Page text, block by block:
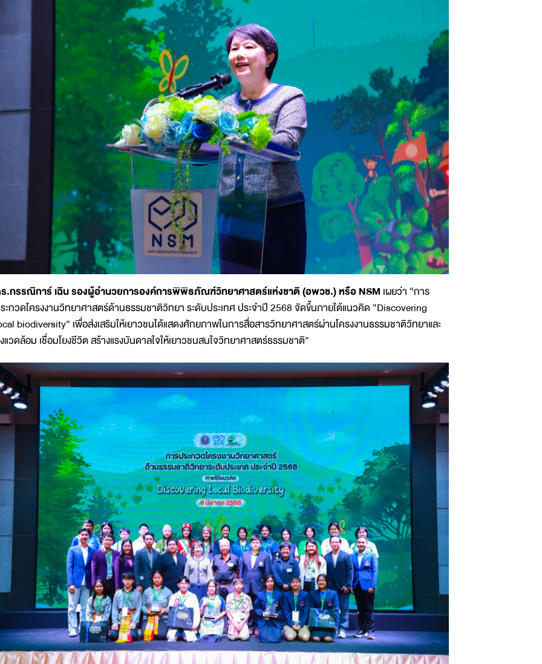
.กรรณิการ์ เฉิน รองผู้อำนวยการองค์การพิพิธภัณฑ์วิทยาศาสตร์แห่งชาติ (อพวช.) หรือ NSM เผยว่า “การ
ะกวดโครงงานวิทยาศาสตร์ด้านธรรมชาติวิทยา ระดับประเทศ ประจำปี 2568 จัดขึ้นภายใต้แนวคิด “Discovering
biodiversity” เพื่อส่งเสริมให้เยาวชนได้แสดงศักยภาพในการสื่อสารวิทยาศาสตร์ผ่านโครงงานธรรมชาติวิทยาและ
แวดล้อม เชื่อมโยงชีวิต สร้างแรงบันดาลใจให้เยาวชนสนใจวิทยาศาสตร์ธรรมชาติ”